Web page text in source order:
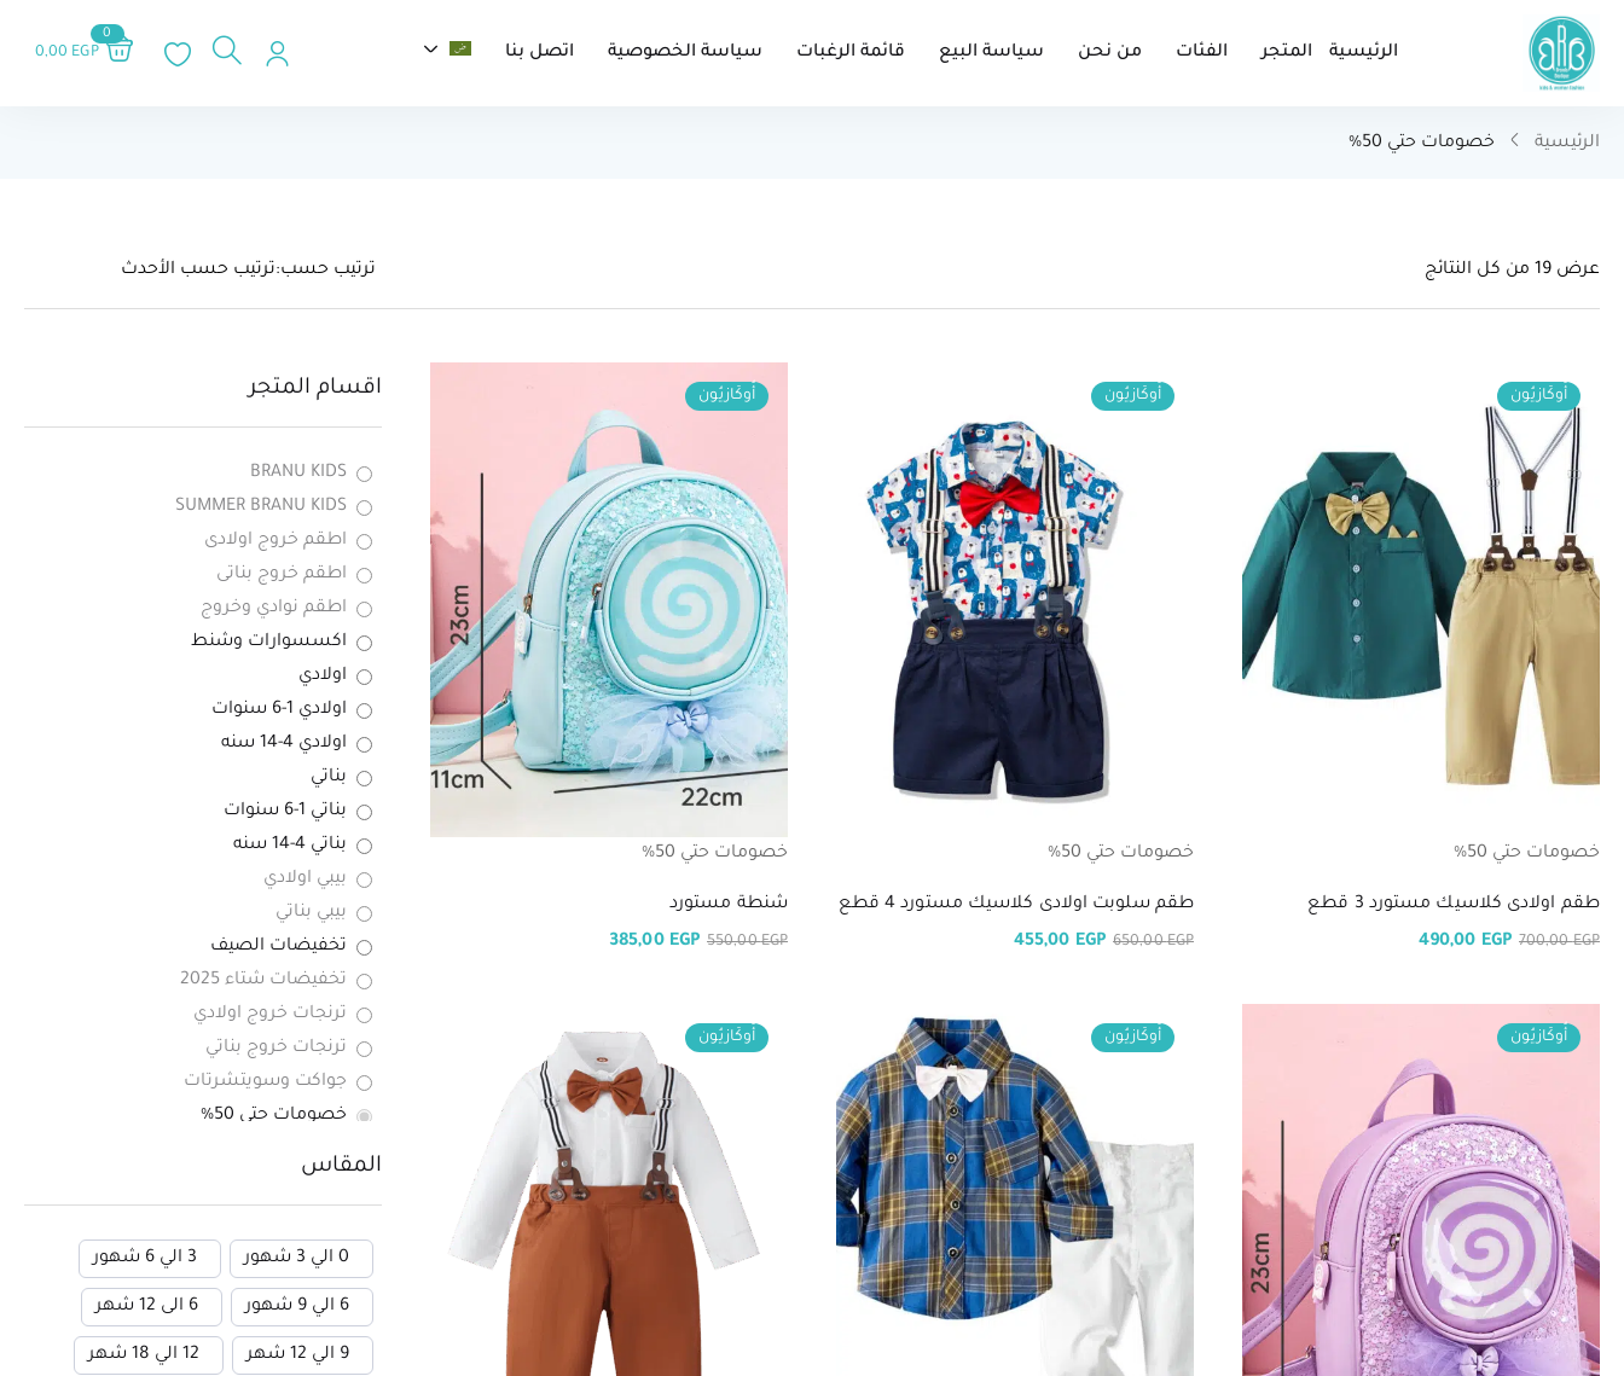
الرئيسية المتجر الفئات من نحن سياسة البيع قائمة الرغبات سياسة الخصوصية اتصل بنا
0
0,00 EGP
الرئيسية خصومات حتي 50%
عرض ⁦19⁩ من كل النتائج ترتيب حسب:
اقسام المتجر
BRANU KIDS
SUMMER BRANU KIDS
اطقم خروج اولادى
اطقم خروج بناتى
اطقم نوادي وخروج
اكسسوارات وشنط
اولادي
اولادي 1-6 سنوات
اولادي 4-14 سنه
بناتي
بناتي 1-6 سنوات
بناتي 4-14 سنه
بيبي اولادي
بيبي بناتي
تخفيضات الصيف
تخفيضات شتاء 2025
ترنجات خروج اولادي
ترنجات خروج بناتي
جواكت وسويتشرتات
خصومات حتي 50%
صفقات بخصم اكتر من 80%
عبايات نسائى
فساتين
فساتين سواريه
المقاس
0 الي 3 شهور 3 الي 6 شهور
6 الي 9 شهور 6 الى 12 شهر
9 الي 12 شهر 12 الي 18 شهر
أُوكَازيُون
خصومات حتي 50%
طقم اولادى كلاسيك مستورد 3 قطع
700,00EGP
490,00 EGP
أُوكَازيُون
خصومات حتي 50%
طقم سلوبت اولادى كلاسيك مستورد 4 قطع
650,00EGP
455,00 EGP
أُوكَازيُون
خصومات حتي 50%
شنطة مستورد
550,00EGP
385,00 EGP
أُوكَازيُون أُوكَازيُون أُوكَازيُون